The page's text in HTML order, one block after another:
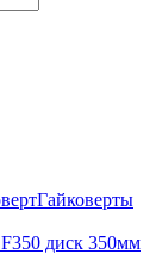
Гайковерты